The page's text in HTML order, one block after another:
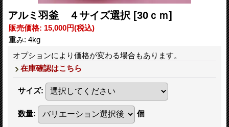
アルミ羽釜 ４サイズ選択 [30ｃｍ]
販売価格: 15,000円(税込)
重み: 4kg
オプションにより価格が変わる場合もあります。
在庫確認はこちら
サイズ:
数量: 個